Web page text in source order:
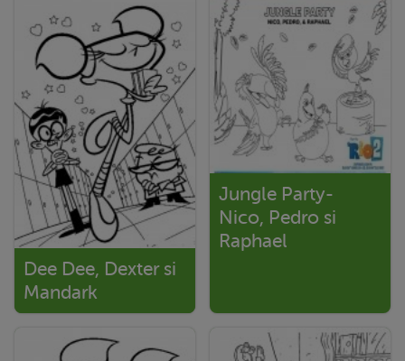
Dee Dee, Dexter si
Mandark
Jungle Party-
Nico, Pedro si
Raphael